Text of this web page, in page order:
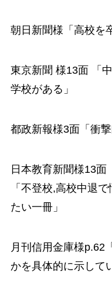
朝日新聞様「高校を
東京新聞 様13面 「
学校がある」
都政新報様3面「衝
日本教育新聞様13面
「不登校,高校中退
たい一冊」
月刊信用金庫様p.62
かを具体的に示して